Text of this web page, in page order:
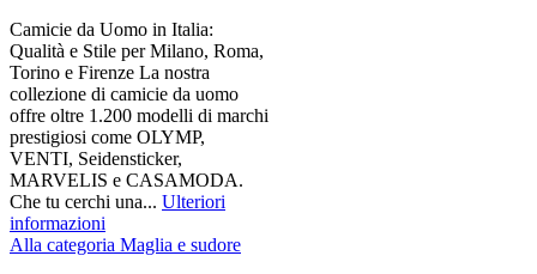
Camicie da Uomo in Italia:
Qualità e Stile per Milano, Roma,
Torino e Firenze La nostra
collezione di camicie da uomo
offre oltre 1.200 modelli di marchi
prestigiosi come OLYMP,
VENTI, Seidensticker,
MARVELIS e CASAMODA.
Che tu cerchi una... Ulteriori
informazioni
Alla categoria Maglia e sudore